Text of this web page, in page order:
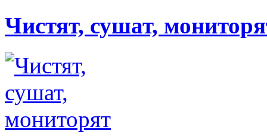
Чистят, сушат,